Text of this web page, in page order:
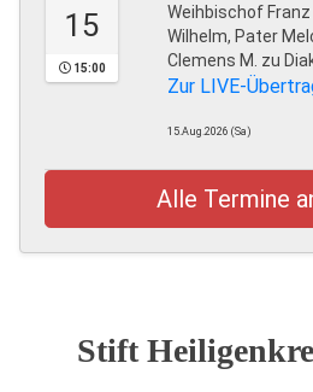
15
15:00
Weihbischof
Wilhelm, Pater
Clemens M. zu
Zur LIVE-
15.Aug.2026 (Sa)
Alle Termine
Stift